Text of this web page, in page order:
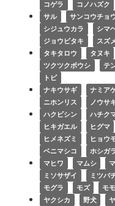
コゲラ
コノハズク
サル
サンコウチョ
シジュウカラ
シマ
ジョウビタキ
スズ
タキタロウ
タヌキ
ツクツクボウシ
テ
トビ
ナキウサギ
ナミア
ニホンリス
ノウサ
ハクビシン
ハチク
ヒキガエル
ヒグマ
ヒメネズミ
ヒョウ
ベニマシコ
ホシガ
マヒワ
マムシ
ミソサザイ
ミツバ
モグラ
モズ モ
ヤクシカ
野犬